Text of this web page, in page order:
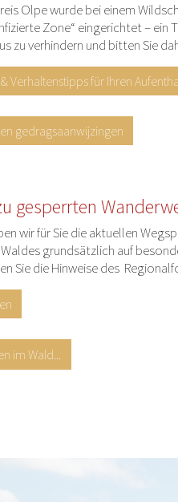
Olpe wurde bei einem
Zone“ eingerichtet –
zu verhindern und bitten Sie
Verhaltenstipps für Ihren
gedragsaanwijzingen
gesperrten
wir für Sie die aktuellen
grundsätzlich auf
Sie die Hinweise des
im Wald...